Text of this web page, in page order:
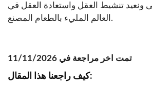
ونعيد تنشيط العقل واستعادة العقل في
العالم المليء بالطعام المصنع.
تمت اخر مراجعة في 11/11/2026
كيف راجعنا هذا المقال: